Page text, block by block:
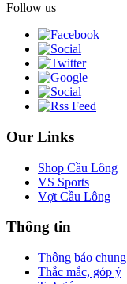
Follow us
Our Links
Shop Cầu Lông
VS Sports
Vợt Cầu Lông
Thông tin
Thông báo chung
Thắc mắc, góp ý